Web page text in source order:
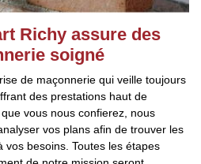
Richy assure des
soigné
de maçonnerie qui veille toujours
des prestations haut de
vous nous confierez, nous
vos plans afin de trouver les
vos besoins. Toutes les étapes